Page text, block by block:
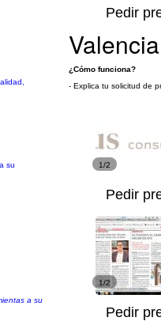
Pedir
su
1/2
Pedir
a su
1/2
Pedir
Valencia
¿Cómo funciona?
- Explica tu solicitud de